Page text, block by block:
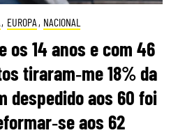
, EUROPA , NACIONAL
os 14 anos e com 46
tiraram‑me 18% da
despedido aos 60 foi
aos 62